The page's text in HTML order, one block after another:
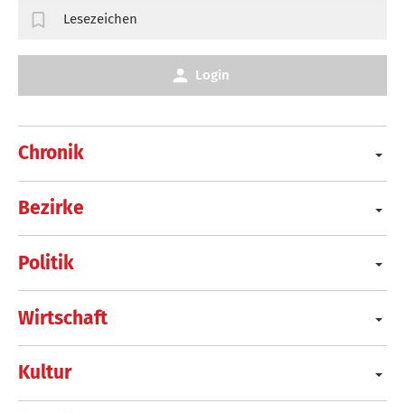
Chronik
Bezirke
Politik
Wirtschaft
Kultur
Lesezeichen
Login